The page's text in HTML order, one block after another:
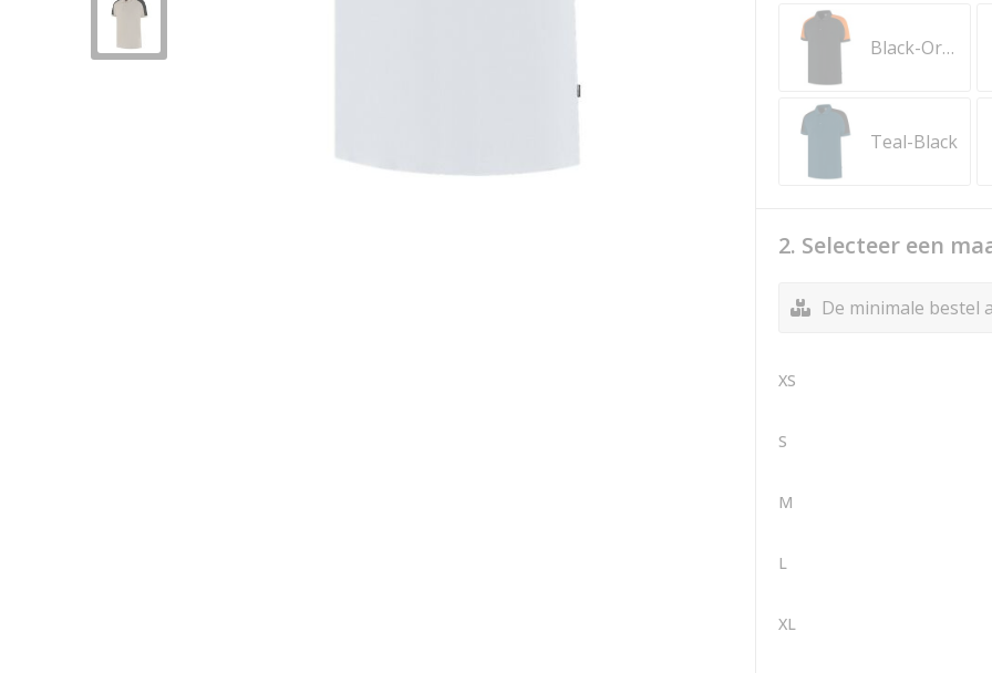
Black-Orange
Teal-Black
2. Selecteer een
De minimale bestel
XS
S
M
L
XL